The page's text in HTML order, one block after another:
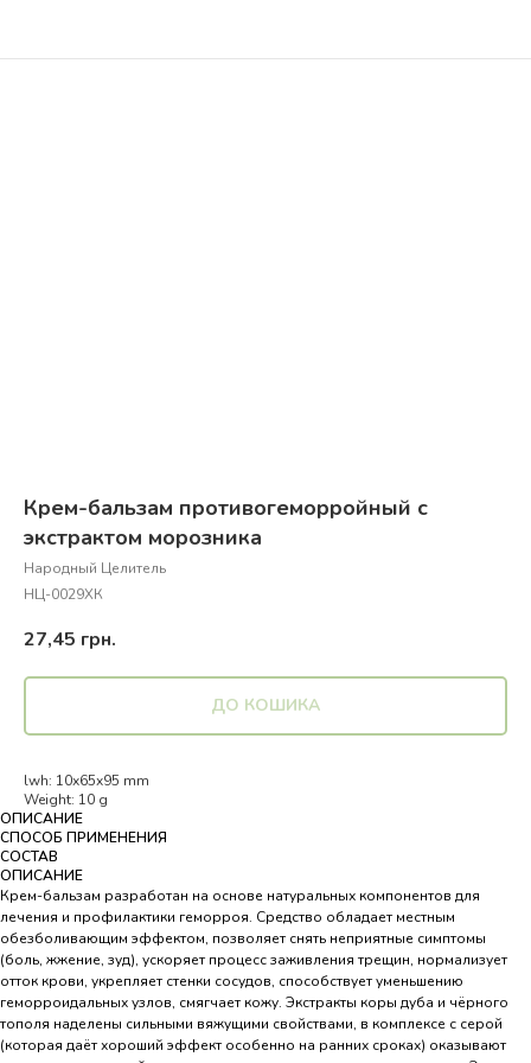
Крем-бальзам противогеморройный с
экстрактом морозника
Народный Целитель
НЦ-0029ХК
27,45 грн.
ДО КОШИКА
lwh: 10x65x95 mm
Weight: 10 g
ОПИСАНИЕ
СПОСОБ ПРИМЕНЕНИЯ
СОСТАВ
ОПИСАНИЕ
Крем-бальзам разработан на основе натуральных компонентов для
лечения и профилактики геморроя. Средство обладает местным
обезболивающим эффектом, позволяет снять неприятные симптомы
(боль, жжение, зуд), ускоряет процесс заживления трещин, нормализует
отток крови, укрепляет стенки сосудов, способствует уменьшению
геморроидальных узлов, смягчает кожу. Экстракты коры дуба и чёрного
тополя наделены сильными вяжущими свойствами, в комплексе с серой
(которая даёт хороший эффект особенно на ранних сроках) оказывают